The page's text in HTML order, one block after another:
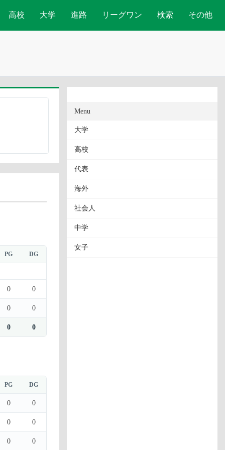
高校 大学 進路 リーグワン 検索 その他
PG DG
0 0
0 0
0 0
PG DG
0 0
0 0
0 0
Menu
大学
高校
代表
海外
社会人
中学
女子